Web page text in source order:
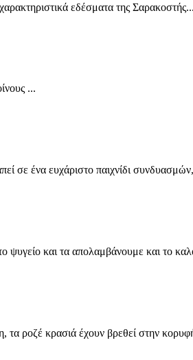
εδέσματα της
...
σε ένα ευχάριστο παιχνίδι
και τα απολαμβάνουμε και το
ροζέ κρασιά έχουν βρεθεί στην